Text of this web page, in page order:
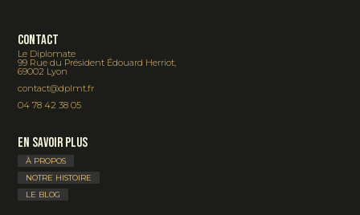
Contact
Le Diplomate
99 Rue du Président Édouard Herriot,
69002 Lyon
contact@dplmt.fr
04 78 42 38 05
En savoir plus
À PROPOS
NOTRE HISTOIRE
LE BLOG